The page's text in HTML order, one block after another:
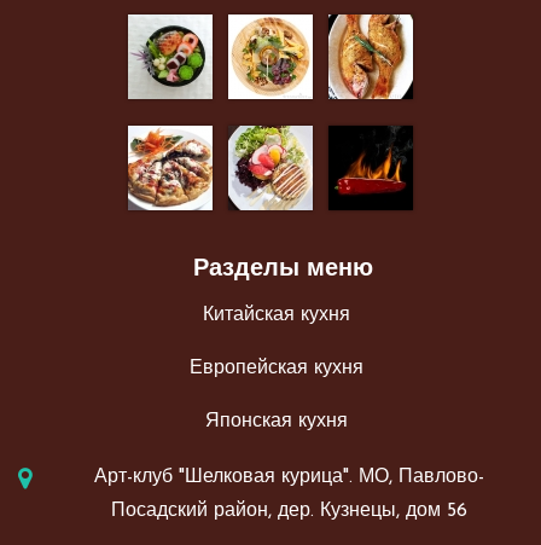
Разделы меню
Китайская кухня
Европейская кухня
Японская кухня
Арт-клуб "Шелковая курица". МО, Павлово-
Посадский район, дер. Кузнецы, дом 56